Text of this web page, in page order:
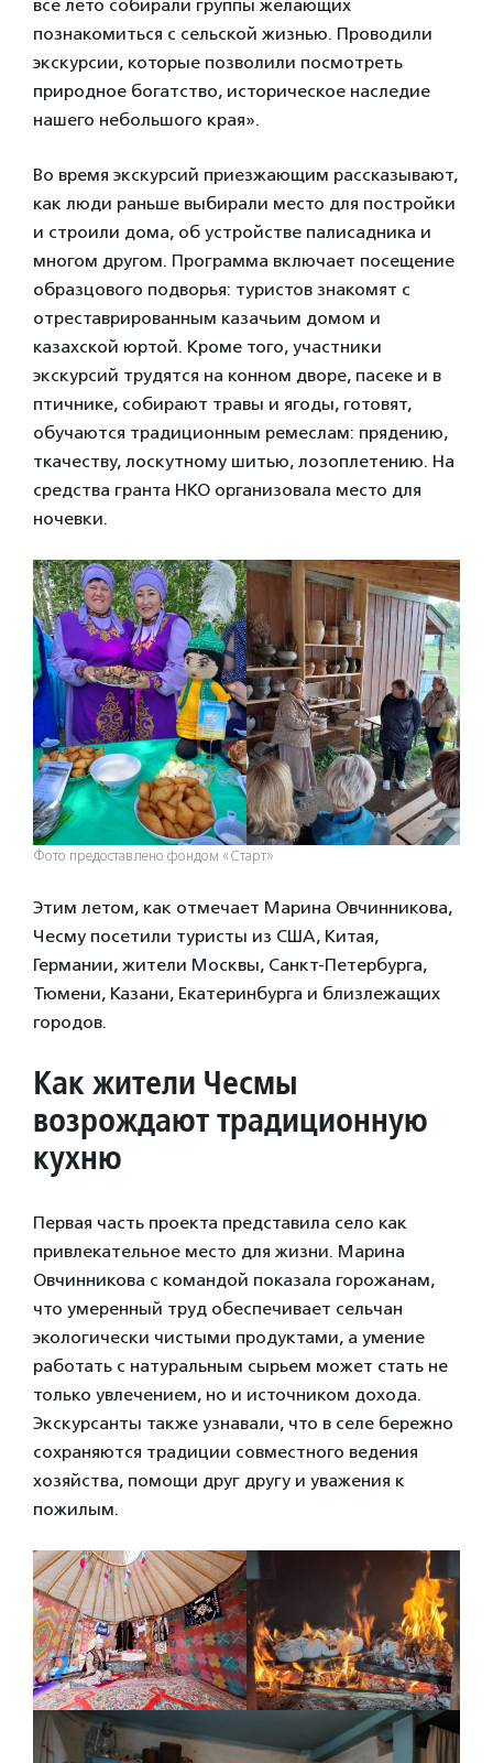
все лето собирали группы желающих
познакомиться с сельской жизнью. Проводили
экскурсии, которые позволили посмотреть
природное богатство, историческое наследие
нашего небольшого края».
Во время экскурсий приезжающим рассказывают,
как люди раньше выбирали место для постройки
и строили дома, об устройстве палисадника и
многом другом. Программа включает посещение
образцового подворья: туристов знакомят с
отреставрированным казачьим домом и
казахской юртой. Кроме того, участники
экскурсий трудятся на конном дворе, пасеке и в
птичнике, собирают травы и ягоды, готовят,
обучаются традиционным ремеслам: прядению,
ткачеству, лоскутному шитью, лозоплетению. На
средства гранта НКО организовала место для
ночевки.
Фото предоставлено фондом «Старт»
Этим летом, как отмечает Марина Овчинникова,
Чесму посетили туристы из США, Китая,
Германии, жители Москвы, Санкт-Петербурга,
Тюмени, Казани, Екатеринбурга и близлежащих
городов.
Как жители Чесмы
возрождают традиционную
кухню
Первая часть проекта представила село как
привлекательное место для жизни. Марина
Овчинникова с командой показала горожанам,
что умеренный труд обеспечивает сельчан
экологически чистыми продуктами, а умение
работать с натуральным сырьем может стать не
только увлечением, но и источником дохода.
Экскурсанты также узнавали, что в селе бережно
сохраняются традиции совместного ведения
хозяйства, помощи друг другу и уважения к
пожилым.